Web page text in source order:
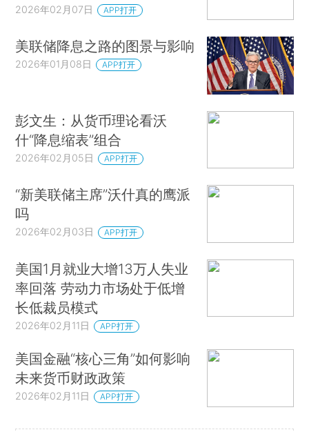
2026年02月07日 APP打开
美联储降息之路的图景与影响
2026年01月08日 APP打开
彭文生：从货币理论看沃
什“降息缩表”组合
2026年02月05日 APP打开
“新美联储主席”沃什真的鹰派
吗
2026年02月03日 APP打开
美国1月就业大增13万人失业
率回落 劳动力市场处于低增
长低裁员模式
2026年02月11日 APP打开
美国金融“核心三角”如何影响
未来货币财政政策
2026年02月11日 APP打开